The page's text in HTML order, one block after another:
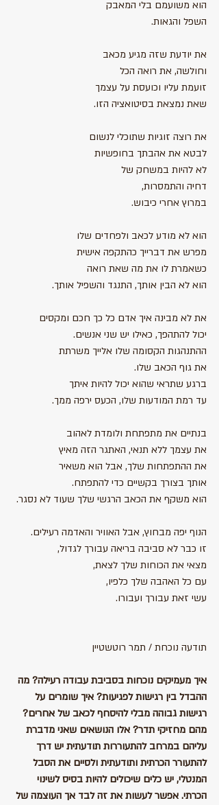
הוא משועמם בלי המאבק
השפל והגאות.
את יודעת שזה מגיע מכאב
וחולשה, את רואה הכל
זועמת עליו וכועסת על עצמך
שאת נמצאת בסיטואציה הזו.
את רוצה זוגיות שתוכלי לנשום
לבטא את אהבתך בחופשיות
לא להיות במשחק של
דחיה והתמסרות,
במרוץ אחרי כיבוש.
הוא לא מודע לכאב ולפחדים שלו
מפרש את דברייך כהתקפה אישית
כשאמרת לו את מה שאת רואה
הוא לא הבין אותך, התנגד והשפיל אותך.
את לא מבינה איך אדם כל כך חכם ומקסים
יכול להתהפך, כאילו יש שני אנשים.
ההתנהגות הקסומה שלו אלייך משרתת
את גוף הכאב שלו.
ברגע שתראי שהוא יכול להיות איתך
עד רמת המודעות שלו, הכעס ירפה ממך.
בנתיים את מתפתחת ולומדת לאהוב
את עצמך ללא תנאי, האתגר הזה מאיץ
את ההתפתחות שלך, אבל הוא משאיר
אותך בצורך בקשיים כדי להתפתח.
הוא משקף את הכאב הרגשי שלך שעוד לא נסגר.
הנוף יפה מבחוץ, אבל האוויר והאדמה רעילים.
זו כבר לא סביבה בריאה עבורך לגדול,
מצאי את הכוחות שלך לצאת,
עם כל האהבה שלך כלפיו,
עשי זאת עבורך ועבורו.
תודעה נוכחת / תמר רוטשטיין
איך מעמיקים נוכחות בסביבת עבודה רעילה? מה
ההבדל בין רגישות לפגיעות? איך שומרים על
רגישות גבוהה מבלי להיסחף לכאב של אחרים?
מהם מחזיקי תדר? אלו הנושאים שאני מדברת
עליהם במרחב להתעוררות תודעתית יש דרך
להתעורר הכרתית ותודעתית ולסיים את הסבל
המנטלי, יש כלים שיכולים להיות בסיס לשינוי
הכרתי. אפשר לעשות את זה לבד אך העוצמה של